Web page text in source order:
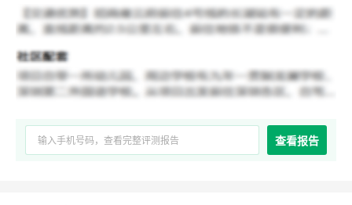
查看报告